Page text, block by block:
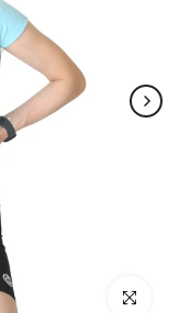
Click